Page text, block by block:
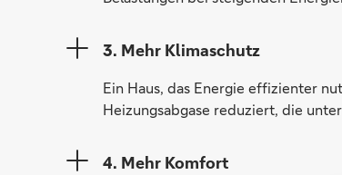
3. Mehr Klimaschutz
Ein Haus, das Energie effizienter
Heizungsabgase reduziert, die
4. Mehr Komfort